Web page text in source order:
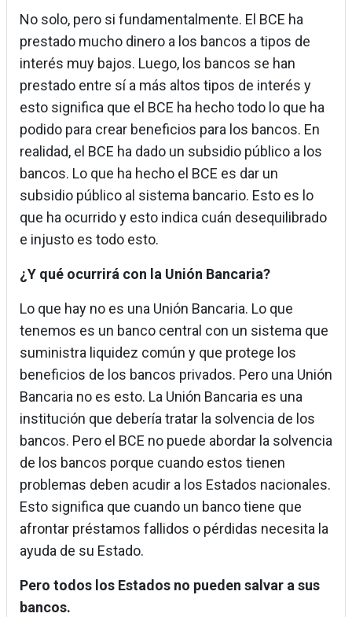
No solo, pero si fundamentalmente. El BCE ha
prestado mucho dinero a los bancos a tipos de
interés muy bajos. Luego, los bancos se han
prestado entre sí a más altos tipos de interés y
esto significa que el BCE ha hecho todo lo que ha
podido para crear beneficios para los bancos. En
realidad, el BCE ha dado un subsidio público a los
bancos. Lo que ha hecho el BCE es dar un
subsidio público al sistema bancario. Esto es lo
que ha ocurrido y esto indica cuán desequilibrado
e injusto es todo esto.
¿Y qué ocurrirá con la Unión Bancaria?
Lo que hay no es una Unión Bancaria. Lo que
tenemos es un banco central con un sistema que
suministra liquidez común y que protege los
beneficios de los bancos privados. Pero una Unión
Bancaria no es esto. La Unión Bancaria es una
institución que debería tratar la solvencia de los
bancos. Pero el BCE no puede abordar la solvencia
de los bancos porque cuando estos tienen
problemas deben acudir a los Estados nacionales.
Esto significa que cuando un banco tiene que
afrontar préstamos fallidos o pérdidas necesita la
ayuda de su Estado.
Pero todos los Estados no pueden salvar a sus
bancos.